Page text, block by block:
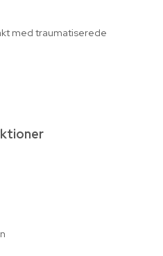
med traumatiserede